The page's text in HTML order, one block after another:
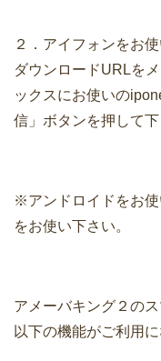
２．アイフォンをお
ダウンロードURLを
ックスにお使いの
信」ボタンを押して下
※アンドロイドをお使
をお使い下さい。
アメーバキング２の
以下の機能がご利用に